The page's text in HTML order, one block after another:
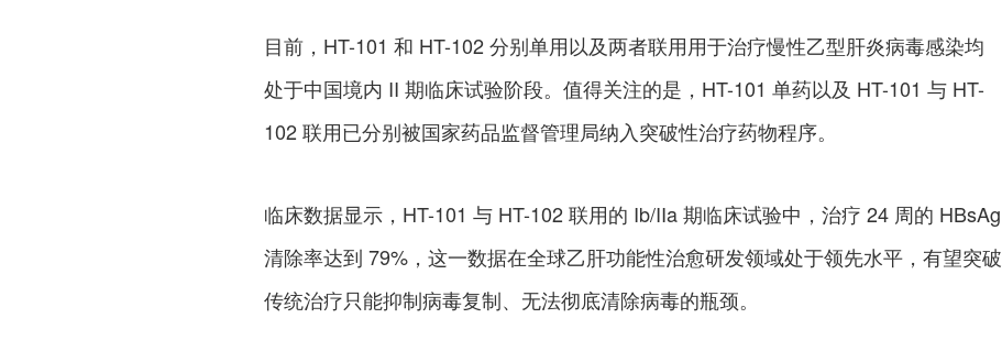
目前，HT-101 和 HT-102 分别单用以及两者联用用于治疗慢性乙型肝炎病毒感染均
处于中国境内 II 期临床试验阶段。值得关注的是，HT-101 单药以及 HT-101 与 HT-
102 联用已分别被国家药品监督管理局纳入突破性治疗药物程序。
临床数据显示，HT-101 与 HT-102 联用的 Ib/IIa 期临床试验中，治疗 24 周的 HBsAg
清除率达到 79%，这一数据在全球乙肝功能性治愈研发领域处于领先水平，有望突破
传统治疗只能抑制病毒复制、无法彻底清除病毒的瓶颈。